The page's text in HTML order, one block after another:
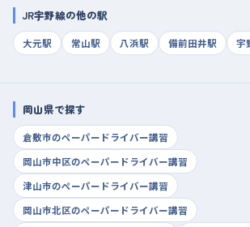
JR宇野線の他の駅
大元駅 常山駅 八浜駅 備前田井駅 宇
岡山県で探す
倉敷市のペーパードライバー講習
岡山市中区のペーパードライバー講習
津山市のペーパードライバー講習
岡山市北区のペーパードライバー講習